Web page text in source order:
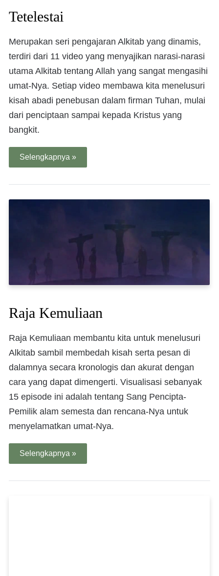
Tetelestai
Merupakan seri pengajaran Alkitab yang dinamis,
terdiri dari 11 video yang menyajikan narasi-narasi
utama Alkitab tentang Allah yang sangat mengasihi
umat-Nya. Setiap video membawa kita menelusuri
kisah abadi penebusan dalam firman Tuhan, mulai
dari penciptaan sampai kepada Kristus yang
bangkit.
Selengkapnya »
Raja Kemuliaan
Raja Kemuliaan membantu kita untuk menelusuri
Alkitab sambil membedah kisah serta pesan di
dalamnya secara kronologis dan akurat dengan
cara yang dapat dimengerti. Visualisasi sebanyak
15 episode ini adalah tentang Sang Pencipta-
Pemilik alam semesta dan rencana-Nya untuk
menyelamatkan umat-Nya.
Selengkapnya »